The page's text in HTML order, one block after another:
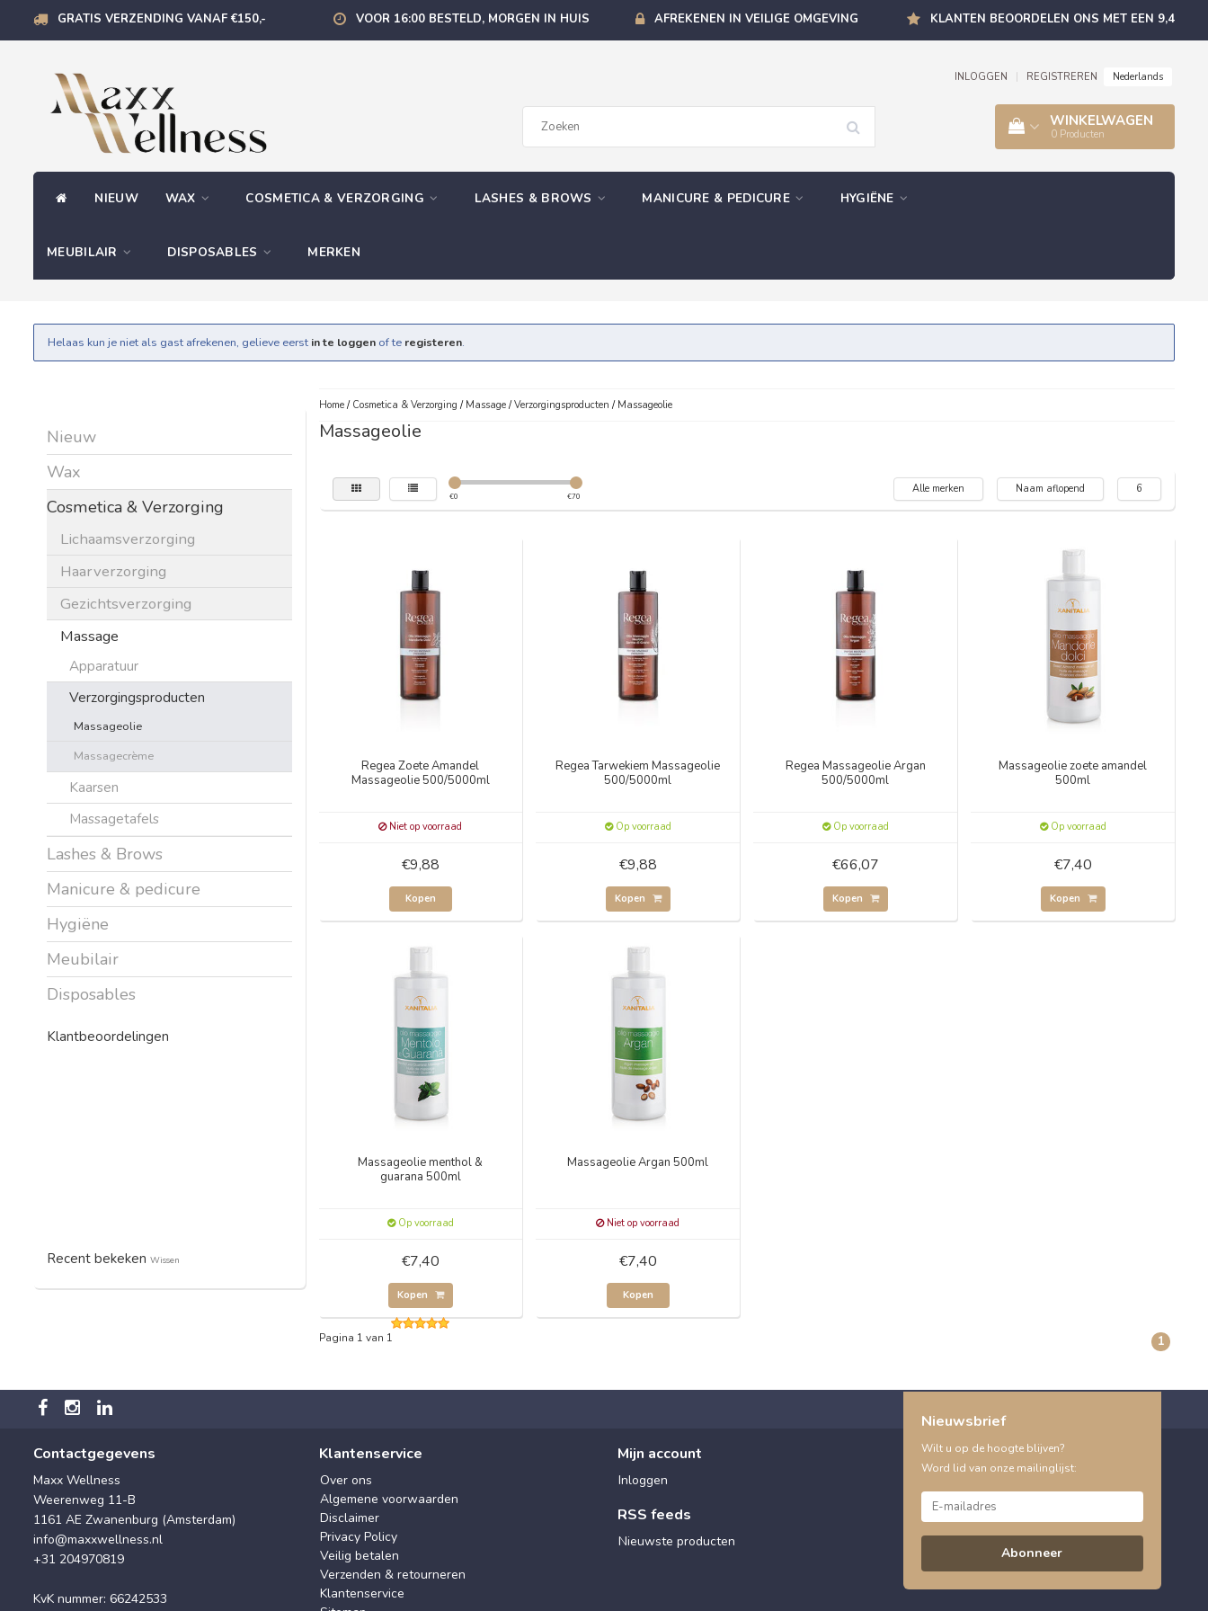
GRATIS VERZENDING VANAF €150,- VOOR 16:00 BESTELD, MORGEN IN HUIS AFREKENEN IN VEILIGE OMGEVING KLANTEN BEOORDELEN ONS MET EEN 9,4
INLOGGEN REGISTREREN Nederlands
WINKELWAGEN
0 Producten
NIEUW WAX COSMETICA & VERZORGING LASHES & BROWS MANICURE & PEDICURE HYGIËNE
MEUBILAIR DISPOSABLES MERKEN
Helaas kun je niet als gast afrekenen, gelieve eerst in te loggen of te registeren.
Nieuw
Wax
Cosmetica & Verzorging
Lichaamsverzorging
Haarverzorging
Gezichtsverzorging
Massage
Apparatuur
Verzorgingsproducten
Massageolie
Massagecrème
Kaarsen
Massagetafels
Lashes & Brows
Manicure & pedicure
Hygiëne
Meubilair
Disposables
Klantbeoordelingen
Recent bekeken Wissen
Home/ Cosmetica & Verzorging / Massage/Verzorgingsproducten / Massageolie
Massageolie
€0 €70
Alle merken Naam aflopend 6
Regea Zoete Amandel
Massageolie 500/5000ml
Niet op voorraad
€9,88
Kopen
Regea Tarwekiem Massageolie
500/5000ml
Op voorraad
€9,88
Kopen
Regea Massageolie Argan
500/5000ml
Op voorraad
€66,07
Kopen
Massageolie zoete amandel
500ml
Op voorraad
€7,40
Kopen
Massageolie menthol &
guarana 500ml
Op voorraad
€7,40
Kopen
Massageolie Argan 500ml
Niet op voorraad
€7,40
Kopen
Pagina 1 van 1 1
Contactgegevens
Maxx Wellness
Weerenweg 11-B
1161 AE Zwanenburg (Amsterdam)
info@maxxwellness.nl
+31 204970819
KvK nummer: 66242533
Klantenservice
Over ons
Algemene voorwaarden
Disclaimer
Privacy Policy
Veilig betalen
Verzenden & retourneren
Klantenservice
Mijn account
Inloggen
RSS feeds
Nieuwste producten
Nieuwsbrief
Wilt u op de hoogte blijven?
Word lid van onze mailinglijst:
Abonneer